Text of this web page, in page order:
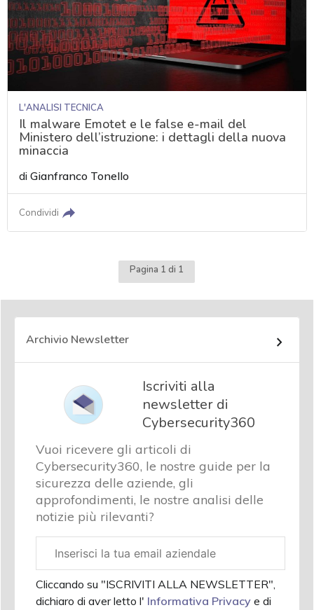
L'ANALISI TECNICA
Il malware Emotet e le false e-mail del
Ministero dell’istruzione: i dettagli della nuova
minaccia
diGianfranco Tonello
Condividi
Pagina 1 di 1
Archivio Newsletter
Iscriviti alla
newsletter di
Cybersecurity360
Vuoi ricevere gli articoli di
Cybersecurity360, le nostre guide per la
sicurezza delle aziende, gli
approfondimenti, le nostre analisi delle
notizie più rilevanti?
aziendale
Cliccando su "ISCRIVITI ALLA NEWSLETTER",
dichiaro di aver letto l' Informativa Privacy e di